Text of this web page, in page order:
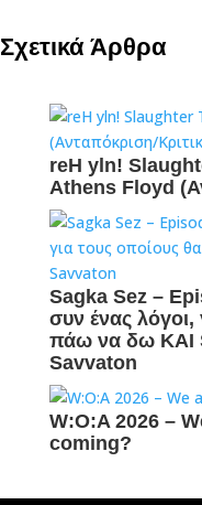
Σχετικά Άρθρα
reH yln!
Athens Floyd
Sagka Sez –
συν ένας λόγοι,
πάω να δω ΚΑΙ
Savvaton
W:O:A 2026 –
coming?